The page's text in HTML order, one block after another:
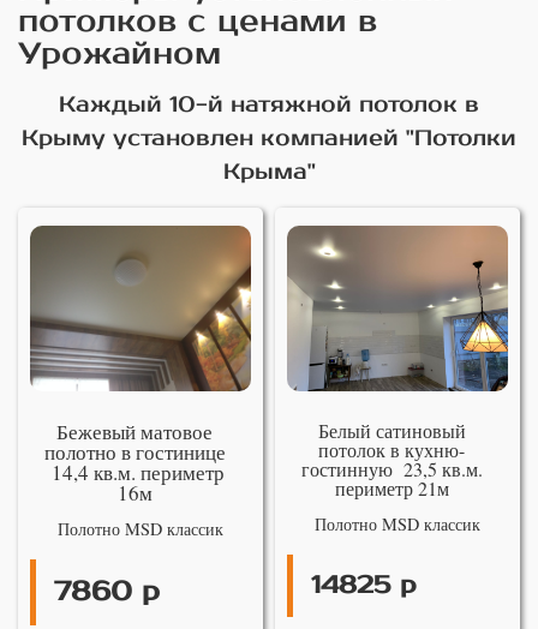
потолков с ценами в
Урожайном
Каждый 10-й натяжной потолок в
Крыму установлен компанией "Потолки
Крыма"
Бежевый матовое
полотно в гостинице
14,4 кв.м. периметр
16м
Полотно MSD классик
7860 р
Белый сатиновый
потолок в кухню-
гостинную 23,5 кв.м.
периметр 21м
Полотно MSD классик
14825 р